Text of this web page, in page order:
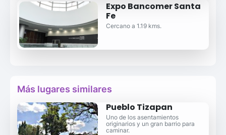
Expo Bancomer Santa
Fe
Cercano a 1.19 kms.
Más lugares similares
Pueblo Tizapan
Uno de los asentamientos
originarios y un gran barrio para
caminar.